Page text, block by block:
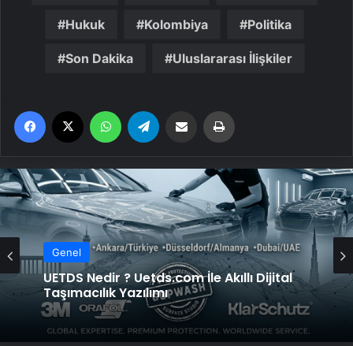
Hukuk Kolombiya Politika
Son Dakika Uluslararası İlişkiler
Facebook WhatsApp Email'den paylaş
Genel
UETDS Nedir ? Uetds.com İle Akıllı Dijital
Taşımacılık Yazılımı